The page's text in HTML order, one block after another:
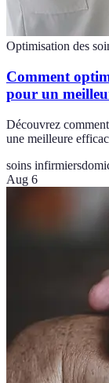
Optimisation des
Comment
pour un
Découvrez
une meilleure
soins infirmiers
Aug 6